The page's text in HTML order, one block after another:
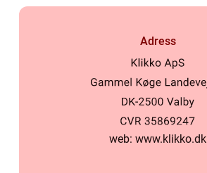
Adress
web: www.klikko.dk